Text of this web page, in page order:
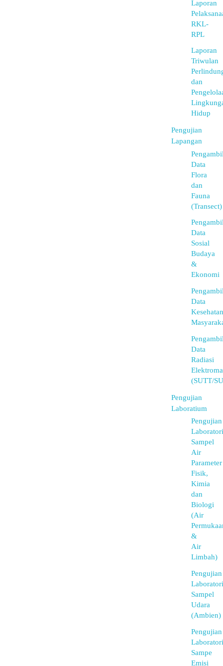
Laporan
RKL-
RPL
Laporan
Triwulan
dan
Hidup
Pengujian
Lapangan
Data
Flora
dan
Fauna
(Transect)
Data
Sosial
Budaya
&
Ekonomi
Data
Kesehatan
Data
Radiasi
(SUTT/
Pengujian
Laboratium
Pengujian
Sampel
Air
Parameter
Fisik,
Kimia
dan
Biologi
(Air
&
Air
Limbah)
Pengujian
Sampel
Udara
(Ambien)
Pengujian
Sampe
Emisi